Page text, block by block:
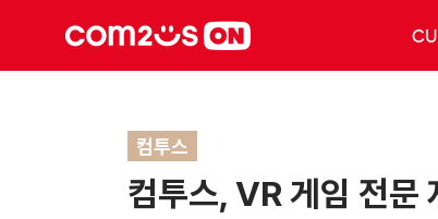
컴투스
컴투스, VR 게임 전문